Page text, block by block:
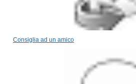
Consiglia ad un amico